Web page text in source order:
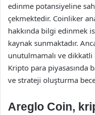
edinme potansiyeline
çekmektedir. Coinliker
hakkında bilgi edinmek
kaynak sunmaktadır.
unutulmamalı ve
Kripto para piyasasında
ve strateji oluşturma
Areglo Coin,